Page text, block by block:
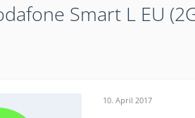
Smart L EU
10. April 2017